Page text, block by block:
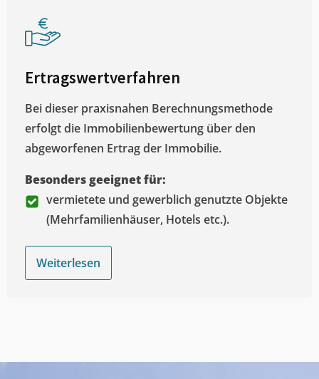
Ertragswertverfahren
Bei dieser praxisnahen Berechnungsmethode
erfolgt die Immobilienbewertung über den
abgeworfenen Ertrag der Immobilie.
Besonders geeignet für:
vermietete und gewerblich genutzte Objekte
(Mehrfamilienhäuser, Hotels etc.).
Weiterlesen